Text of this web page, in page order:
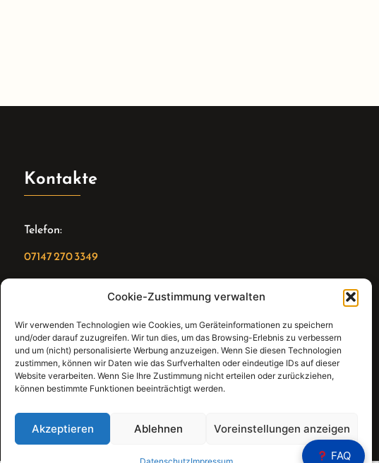
Cookie-Zustimmung verwalten
Wir verwenden Technologien wie Cookies, um Geräteinformationen zu speichern
und/oder darauf zuzugreifen. Wir tun dies, um das Browsing-Erlebnis zu verbessern
und um (nicht) personalisierte Werbung anzuzeigen. Wenn Sie diesen Technologien
zustimmen, können wir Daten wie das Surfverhalten oder eindeutige IDs auf dieser
Website verarbeiten. Wenn Sie Ihre Zustimmung nicht erteilen oder zurückziehen,
können bestimmte Funktionen beeinträchtigt werden.
Akzeptieren Ablehnen Voreinstellungen anzeigen
Kontakte
Telefon:
07147 270 3349
Email:
Adresse:
Bahnhofstraße 21, 74343 Sachsenheim
FAQ